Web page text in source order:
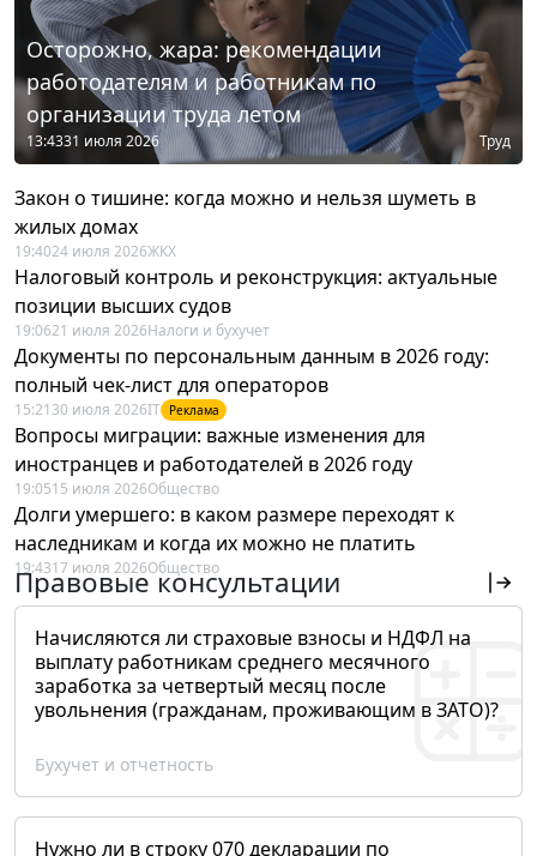
Осторожно, жара: рекомендации
работодателям и работникам по
организации труда летом
13:4331 июля 2026 Труд
Закон о тишине: когда можно и нельзя шуметь в
жилых домах
19:4024 июля 2026ЖКХ
Налоговый контроль и реконструкция: актуальные
позиции высших судов
19:0621 июля 2026Налоги и бухучет
Документы по персональным данным в 2026 году:
полный чек-лист для операторов
15:21 30 июля 2026IT Реклама
Вопросы миграции: важные изменения для
иностранцев и работодателей в 2026 году
19:0515 июля 2026Общество
Долги умершего: в каком размере переходят к
наследникам и когда их можно не платить
19:4317 июля 2026Общество
Правовые консультации
Начисляются ли страховые взносы и НДФЛ на
выплату работникам среднего месячного
заработка за четвертый месяц после
увольнения (гражданам, проживающим в ЗАТО)?
Бухучет и отчетность
Нужно ли в строку 070 декларации по